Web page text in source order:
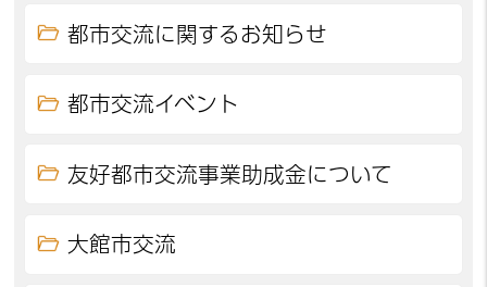
都市交流に関するお知らせ
都市交流イベント
友好都市交流事業助成金について
大館市交流